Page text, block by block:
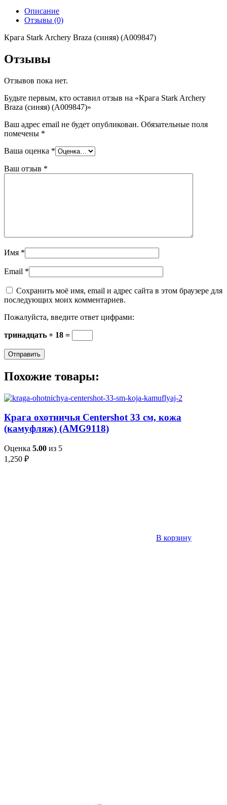
Описание
Отзывы (0)
Крага Stark Archery Braza (синяя) (A009847)
Отзывы
Отзывов пока нет.
Будьте первым, кто оставил отзыв на «Крага Stark Archery
Braza (синяя) (A009847)»
Ваш адрес email не будет опубликован. Обязательные поля
помечены *
Ваша оценка *
Ваш отзыв *
Имя *
Email *
Сохранить моё имя, email и адрес сайта в этом браузере для
последующих моих комментариев.
Пожалуйста, введите ответ цифрами:
тринадцать + 18 =
Похожие товары:
Крага охотничья Centershot 33 см, кожа
(камуфляж) (AMG9118)
Оценка 5.00 из 5
1,250 ₽
В корзину